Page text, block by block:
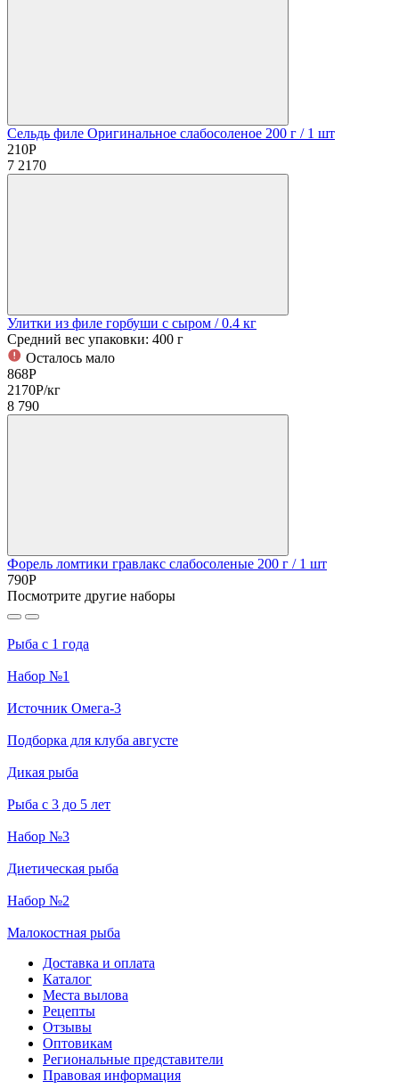
Сельдь филе Оригинальное слабосоленое 200 г / 1 шт
210Р
7 2170
Улитки из филе горбуши с сыром / 0.4 кг
Средний вес упаковки: 400 г
Осталось мало
868Р
2170Р/кг
8 790
Форель ломтики гравлакс слабосоленые 200 г / 1 шт
790Р
Посмотрите другие наборы
Рыба с 1 года
Набор №1
Источник Омега-3
Подборка для клуба августе
Дикая рыба
Рыба с 3 до 5 лет
Набор №3
Диетическая рыба
Набор №2
Малокостная рыба
Доставка и оплата
Каталог
Места вылова
Рецепты
Отзывы
Оптовикам
Региональные представители
Правовая информация